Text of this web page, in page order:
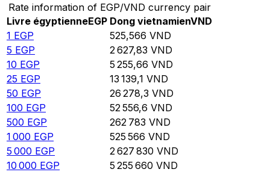
Rate information of EGP/VND currency pair
Livre égyptienneEGP Dong vietnamienVND
1 EGP 525,566 VND
5 EGP 2 627,83 VND
10 EGP 5 255,66 VND
25 EGP 13 139,1 VND
50 EGP 26 278,3 VND
100 EGP 52 556,6 VND
500 EGP 262 783 VND
1 000 EGP 525 566 VND
5 000 EGP 2 627 830 VND
10 000 EGP 5 255 660 VND